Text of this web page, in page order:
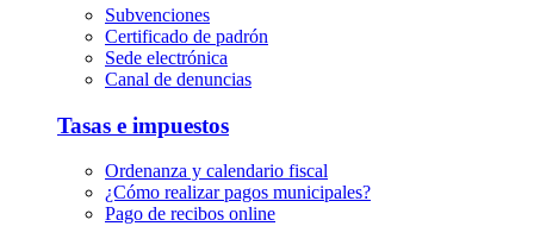
Subvenciones
Certificado de padrón
Sede electrónica
Canal de denuncias
Tasas e impuestos
Ordenanza y calendario fiscal
¿Cómo realizar pagos municipales?
Pago de recibos online